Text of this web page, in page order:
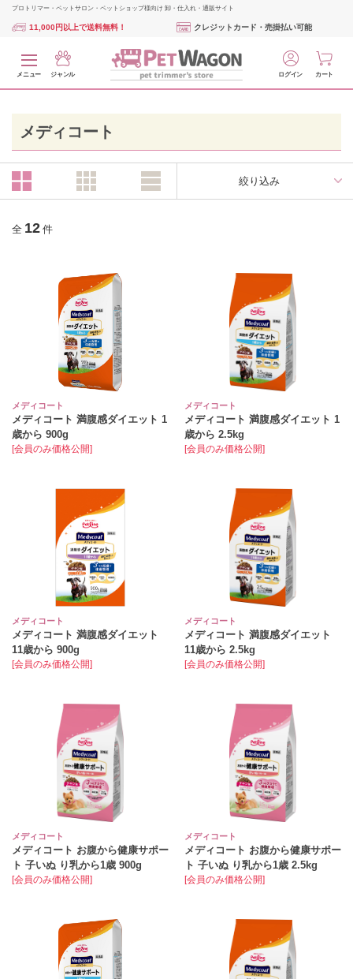
プロトリマー・ペットサロン・ペットショップ様向け 卸・仕入れ・通販サイト
11,000円以上で送料無料！ クレジットカード・売掛払い可能
メニュー ジャンル ログイン カート
メディコート
絞り込み
全 12 件
メディコート
メディコート 満腹感ダイエット 1
歳から 900g
[会員のみ価格公開]
メディコート
メディコート 満腹感ダイエット 1
歳から 2.5kg
[会員のみ価格公開]
メディコート
メディコート 満腹感ダイエット
11歳から 900g
[会員のみ価格公開]
メディコート
メディコート 満腹感ダイエット
11歳から 2.5kg
[会員のみ価格公開]
メディコート
メディコート お腹から健康サポー
ト 子いぬ り乳から1歳 900g
[会員のみ価格公開]
メディコート
メディコート お腹から健康サポー
ト 子いぬ り乳から1歳 2.5kg
[会員のみ価格公開]